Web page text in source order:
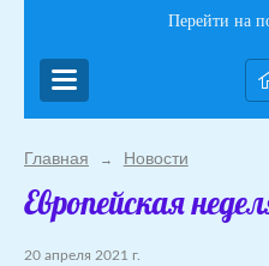
Перейти на
Главная → Новости
Европейская
20 апреля 2021 г.